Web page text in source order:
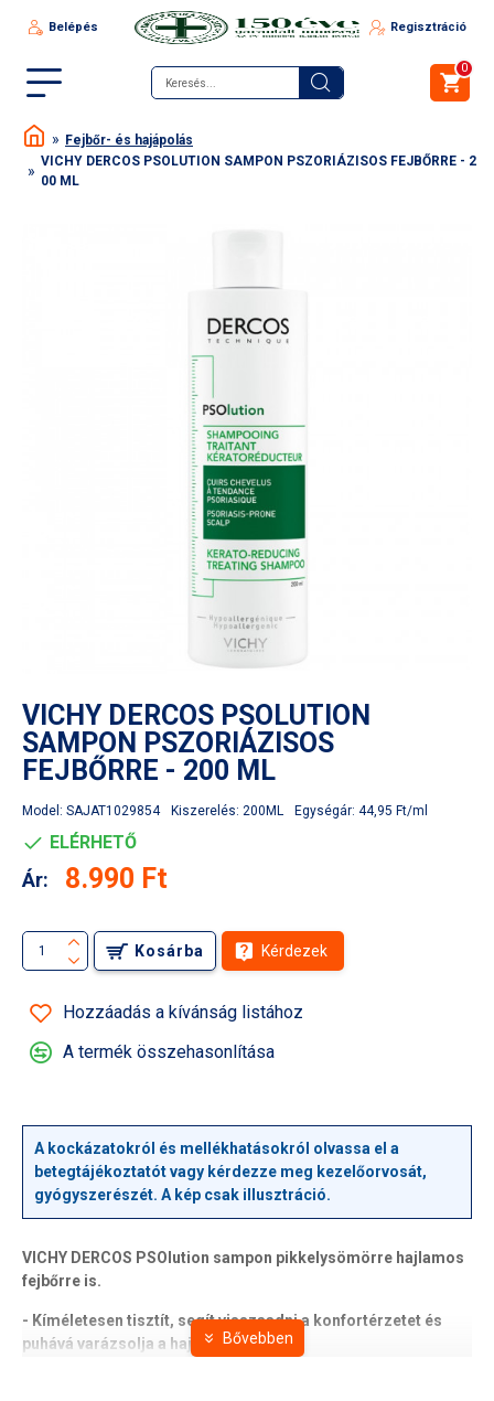
Belépés Regisztráció
0
Fejbőr- és hajápolás
VICHY DERCOS PSOLUTION SAMPON PSZORIÁZISOS FEJBŐRRE - 2
00 ML
VICHY DERCOS PSOLUTION
SAMPON PSZORIÁZISOS
FEJBŐRRE - 200 ML
Model: SAJAT1029854 Kiszerelés: 200ML Egységár: 44,95 Ft/ml
ELÉRHETŐ
Ár: 8.990 Ft
Kosárba Kérdezek
Hozzáadás a kívánság listához
A termék összehasonlítása
A kockázatokról és mellékhatásokról olvassa el a
betegtájékoztatót vagy kérdezze meg kezelőorvosát,
gyógyszerészét. A kép csak illusztráció.
VICHY DERCOS PSOlution sampon pikkelysömörre hajlamos
fejbőrre is.
- Kíméletesen tisztít, segít visszaadni a konfortérzetet és
puhává varázsolja a hajat.